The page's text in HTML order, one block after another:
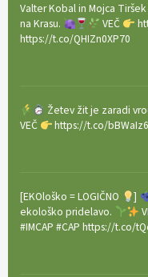
Valter Kobal in Mojca
na Krasu.
VEČ
https://t.co/QHIZn0XP70
Žetev žit je zaradi
VEČ
https://t.co/
[EKOloško = LOGIČNO ]
ekološko pridelavo.
#IMCAP #CAP https://t.co/